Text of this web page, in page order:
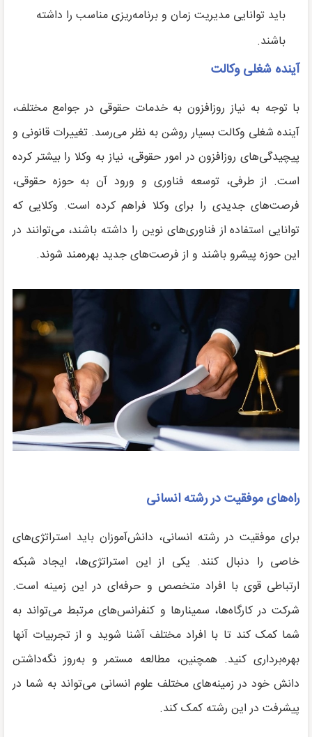
باید توانایی مدیریت زمان و برنامه‌ریزی مناسب را داشته
باشند.
آینده شغلی وکالت
با توجه به نیاز روزافزون به خدمات حقوقی در جوامع مختلف،
آینده شغلی وکالت بسیار روشن به نظر می‌رسد. تغییرات قانونی و
پیچیدگی‌های روزافزون در امور حقوقی، نیاز به وکلا را بیشتر کرده
است. از طرفی، توسعه فناوری و ورود آن به حوزه حقوقی،
فرصت‌های جدیدی را برای وکلا فراهم کرده است. وکلایی که
توانایی استفاده از فناوری‌های نوین را داشته باشند، می‌توانند در
این حوزه پیشرو باشند و از فرصت‌های جدید بهره‌مند شوند.
راه‌های موفقیت در رشته انسانی
برای موفقیت در رشته انسانی، دانش‌آموزان باید استراتژی‌های
خاصی را دنبال کنند. یکی از این استراتژی‌ها، ایجاد شبکه
ارتباطی قوی با افراد متخصص و حرفه‌ای در این زمینه است.
شرکت در کارگاه‌ها، سمینارها و کنفرانس‌های مرتبط می‌تواند به
شما کمک کند تا با افراد مختلف آشنا شوید و از تجربیات آنها
بهره‌برداری کنید. همچنین، مطالعه مستمر و به‌روز نگه‌داشتن
دانش خود در زمینه‌های مختلف علوم انسانی می‌تواند به شما در
پیشرفت در این رشته کمک کند.